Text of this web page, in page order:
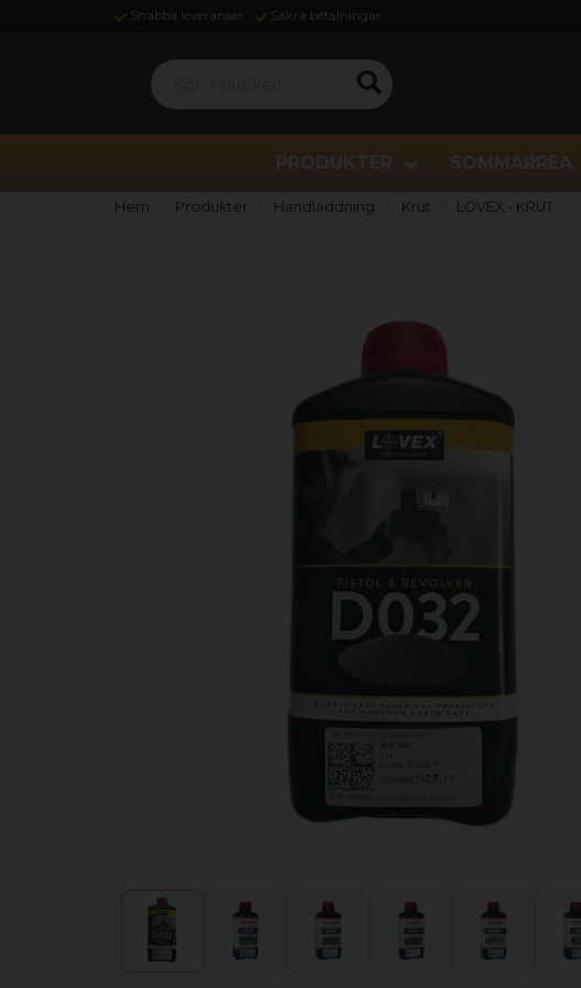
Snabba leveranser Säkra betalningar
Sök i butiken ...
PRODUKTER SOMMARREA
Hem Produkter Handladdning Krut LOVEX - KRUT